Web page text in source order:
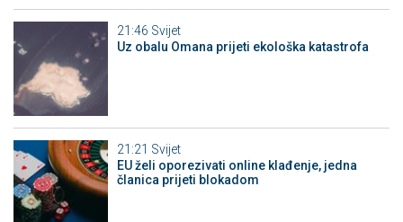
21:46 Svijet
Uz obalu Omana prijeti ekološka katastrofa
21:21 Svijet
EU želi oporezivati online klađenje, jedna
članica prijeti blokadom